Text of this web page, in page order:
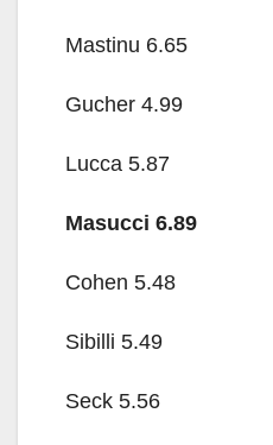
Mastinu 6.65
Gucher 4.99
Lucca 5.87
Masucci 6.89
Cohen 5.48
Sibilli 5.49
Seck 5.56